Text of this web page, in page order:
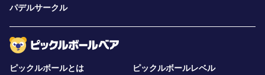
パデルサークル
ピックルボールとは
ピックルボールレベル